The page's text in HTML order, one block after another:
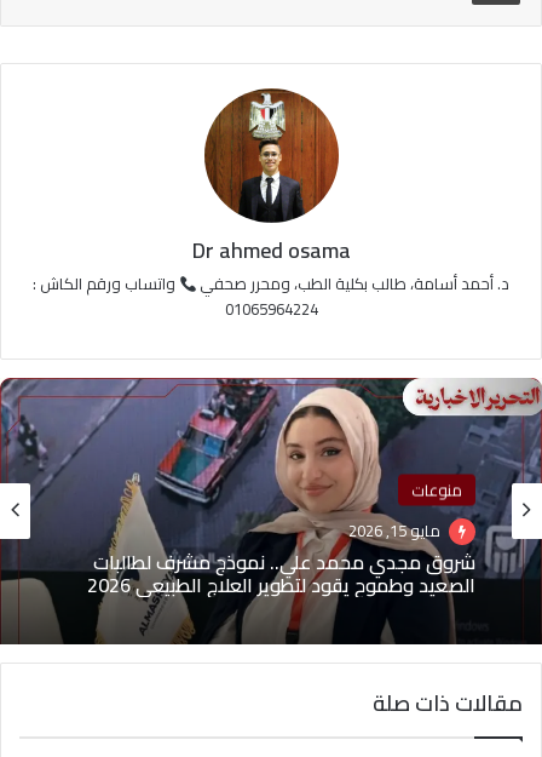
Dr ahmed osama
د. أحمد أسامة، طالب بكلية الطب، ومحرر صحفي
واتساب ورقم الكاش :
01065964224
منوعات
مايو 15, 2026
شروق مجدي محمد علي.. نموذج مشرف لطالبات
الصعيد وطموح يقود لتطوير العلاج الطبيعي 2026
مقالات ذات صلة